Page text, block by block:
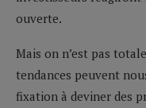
ouverte.
Mais on n’est pas
tendances peuvent
fixation à deviner des